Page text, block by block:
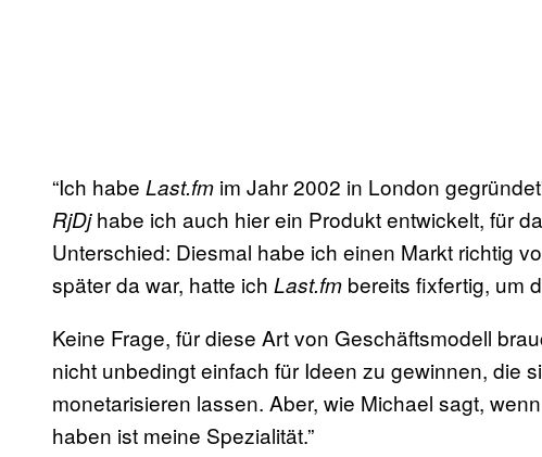
“Ich habe Last.fm im Jahr 2002 in London
RjDjhabe ich auch hier ein Produkt entwickelt, für
Unterschied: Diesmal habe ich einen Markt richtig
später da war, hatte ich Last.fm bereits fixfertig, um
Keine Frage, für diese Art von Geschäftsmodell
nicht unbedingt einfach für Ideen zu gewinnen, die
monetarisieren lassen. Aber, wie Michael sagt,
haben ist meine Spezialität.”